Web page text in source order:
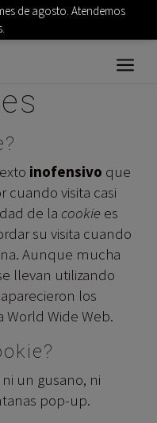
las
inofensivo que
cuando visita casi
de la cookie es
su visita cuando
Aunque mucha
llevan utilizando
los
World Wide Web.
un gusano, ni
pop-up.
de agosto. Atendemos